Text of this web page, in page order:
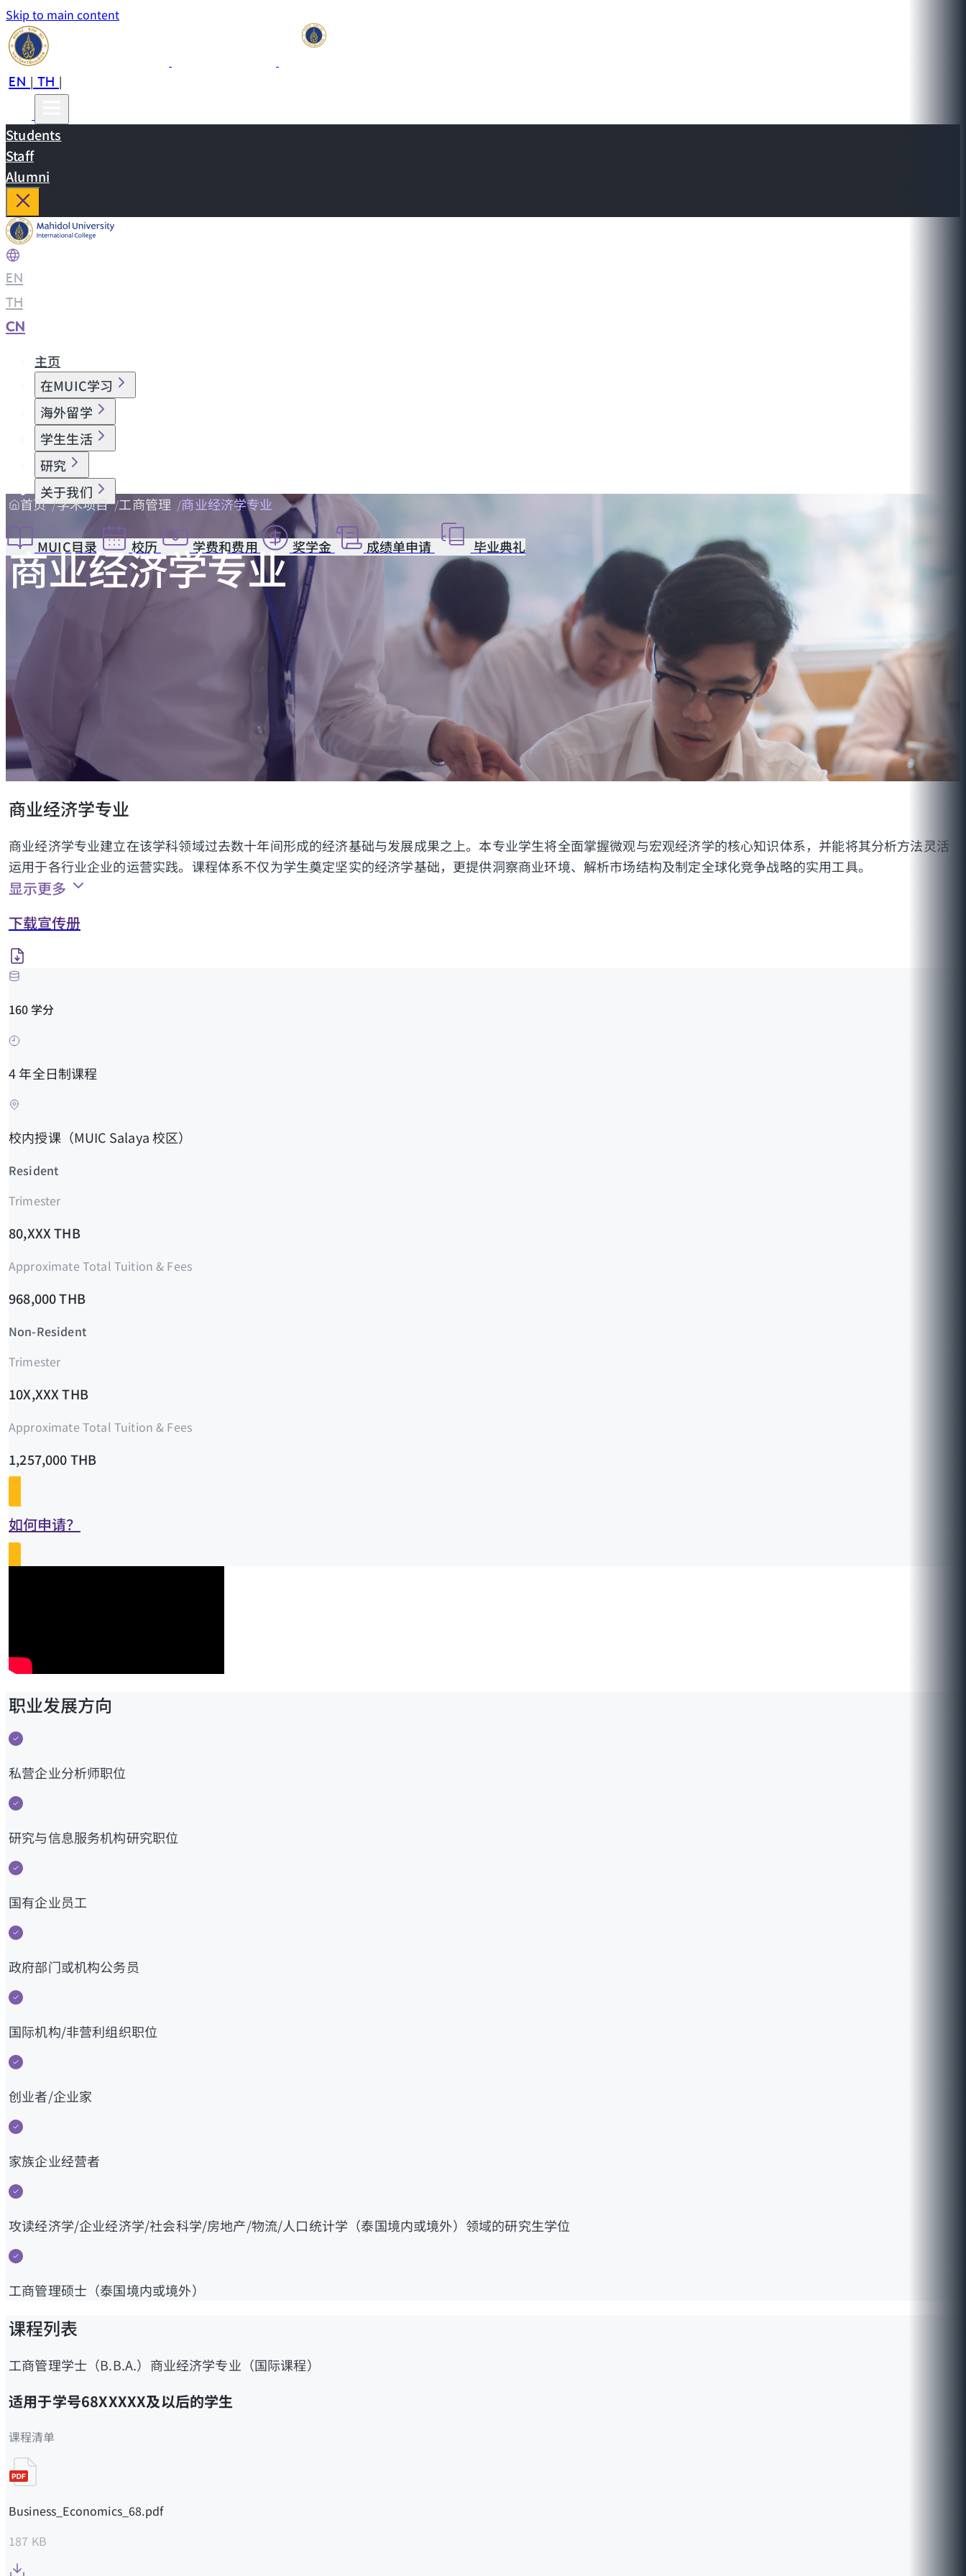
Skip to main content
EN|TH|
Students
Staff
Alumni
EN
TH
CN
主页
在MUIC学习
海外留学
学生生活
研究
关于我们
MUIC目录 校历 学费和费用 奖学金 成绩单申请 毕业典礼
首页 学术项目 工商管理 商业经济学专业
商业经济学专业
商业经济学专业
商业经济学专业建立在该学科领域过去数十年间形成的经济基础与发展成果之上。本专业学生将全面掌握微观与宏观经济学的核心知识体系，并能将其分析方法灵活
运用于各行业企业的运营实践。课程体系不仅为学生奠定坚实的经济学基础，更提供洞察商业环境、解析市场结构及制定全球化竞争战略的实用工具。
显示更多
下载宣传册
160 学分
4 年全日制课程
校内授课（MUIC Salaya 校区）
Resident
Trimester
80,XXX THB
Approximate Total Tuition & Fees
968,000 THB
Non-Resident
Trimester
10X,XXX THB
Approximate Total Tuition & Fees
1,257,000 THB
如何申请？
职业发展方向
私营企业分析师职位
研究与信息服务机构研究职位
国有企业员工
政府部门或机构公务员
国际机构/非营利组织职位
创业者/企业家
家族企业经营者
攻读经济学/企业经济学/社会科学/房地产/物流/人口统计学（泰国境内或境外）领域的研究生学位
工商管理硕士（泰国境内或境外）
课程列表
工商管理学士（B.B.A.）商业经济学专业（国际课程）
适用于学号68XXXXX及以后的学生
课程清单
Business_Economics_68.pdf
187 KB